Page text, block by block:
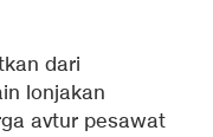
dari
lonjakan
avtur pesawat